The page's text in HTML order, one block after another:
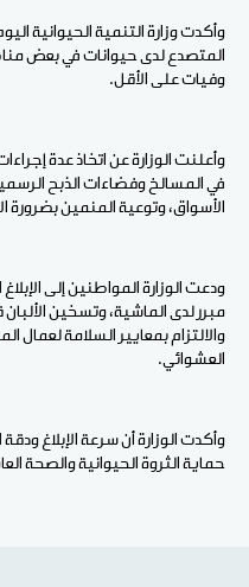
وأكدت وزارة التنمية الحيوانية
المتصدع لدى حيوانات في بعض
وفيات على الأقل.
وأعلنت الوزارة عن اتخاذ عدة
في المسالخ وفضاءات الذبح
الأسواق، وتوعية المنمين بضرورة
ودعت الوزارة المواطنين إلى
مبرر لدى الماشية، وتسخين
والالتزام بمعايير السلامة لعمال
العشوائي.
وأكدت الوزارة أن سرعة الإبلاغ
حماية الثروة الحيوانية والصحة